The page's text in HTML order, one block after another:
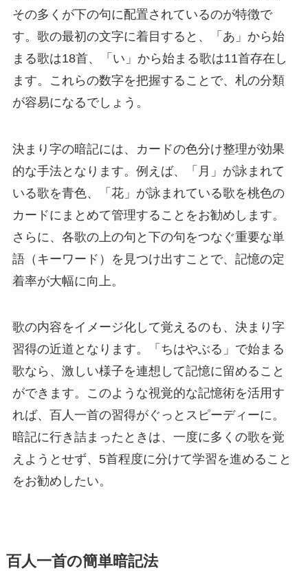
その多くが下の句に配置されているのが特徴で
す。歌の最初の文字に着目すると、「あ」から始
まる歌は18首、「い」から始まる歌は11首存在し
ます。これらの数字を把握することで、札の分類
が容易になるでしょう。
決まり字の暗記には、カードの色分け整理が効果
的な手法となります。例えば、「月」が詠まれて
いる歌を青色、「花」が詠まれている歌を桃色の
カードにまとめて管理することをお勧めします。
さらに、各歌の上の句と下の句をつなぐ重要な単
語（キーワード）を見つけ出すことで、記憶の定
着率が大幅に向上。
歌の内容をイメージ化して覚えるのも、決まり字
習得の近道となります。「ちはやぶる」で始まる
歌なら、激しい様子を連想して記憶に留めること
ができます。このような視覚的な記憶術を活用す
れば、百人一首の習得がぐっとスピーディーに。
暗記に行き詰まったときは、一度に多くの歌を覚
えようとせず、5首程度に分けて学習を進めること
をお勧めしたい。
百人一首の簡単暗記法